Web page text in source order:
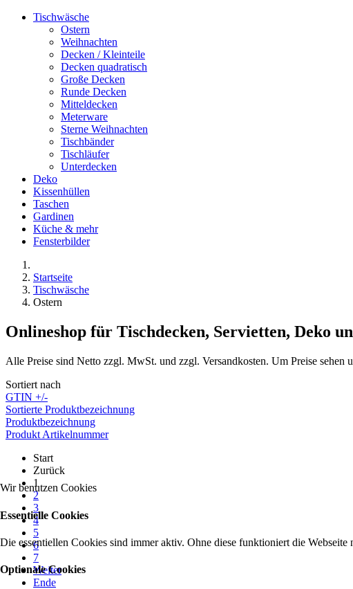
Tischwäsche
Ostern
Weihnachten
Decken / Kleinteile
Decken quadratisch
Große Decken
Runde Decken
Mitteldecken
Meterware
Sterne Weihnachten
Tischbänder
Tischläufer
Unterdecken
Deko
Kissenhüllen
Taschen
Gardinen
Küche & mehr
Fensterbilder
Startseite
Tischwäsche
Ostern
Onlineshop für Tischdecken, Servietten, Deko
Alle Preise sind Netto zzgl. MwSt. und zzgl. Versandkosten. Um Preise sehen
Sortiert nach
GTIN +/-
Sortierte Produktbezeichnung
Produktbezeichnung
Produkt Artikelnummer
Start
Zurück
1
2
3
4
5
6
7
Weiter
Ende
Wir benutzen Cookies
Essentielle Cookies
Die essentiellen Cookies sind immer aktiv. Ohne diese funktioniert die
Optionale Cookies